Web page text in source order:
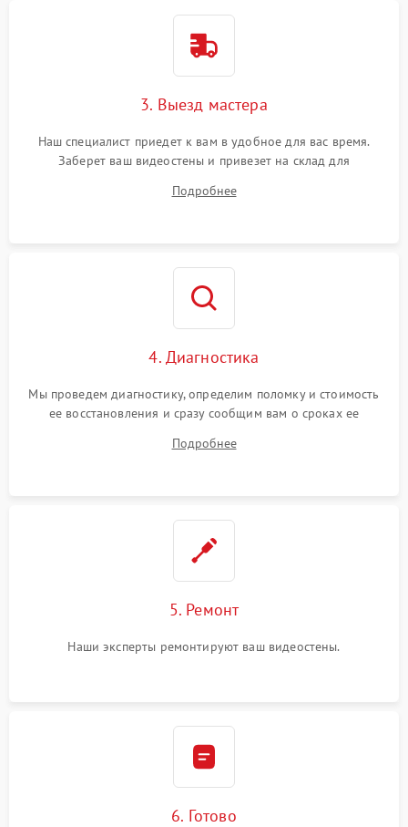
3. Выезд мастера
Наш специалист приедет к вам в удобное для вас время.
Заберет ваш видеостены и привезет на склад для
Подробнее
4. Диагностика
Мы проведем диагностику, определим поломку и стоимость
ее восстановления и сразу сообщим вам о сроках ее
Подробнее
5. Ремонт
Наши эксперты ремонтируют ваш видеостены.
6. Готово